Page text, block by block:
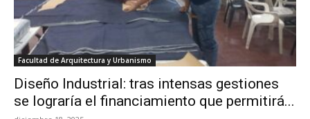
Facultad de Arquitectura y Urbanismo
Diseño Industrial: tras intensas gestiones
se lograría el financiamiento que permitirá...